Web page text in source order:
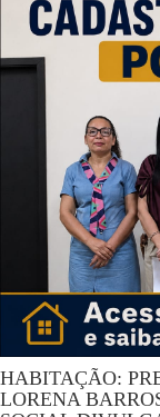
HABITAÇÃO:
LORENA